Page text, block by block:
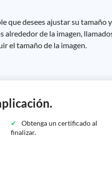
que desees ajustar su
alrededor de la imagen,
el tamaño de la imagen.
Obtenga un certificado al
finalizar.